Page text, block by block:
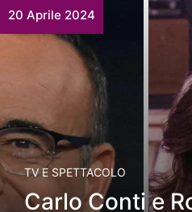
20 Aprile 2024
TV E SPETTACOLO
Carlo Conti e